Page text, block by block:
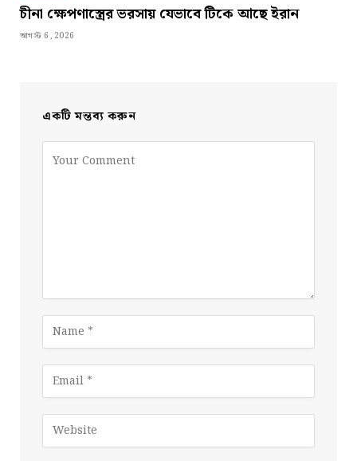
চীনা ক্ষেপণাস্ত্রের ভরসায় যেভাবে টিকে আছে ইরান
আগস্ট 6, 2026
একটি মন্তব্য করুন